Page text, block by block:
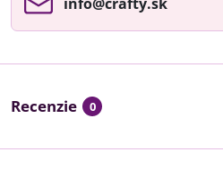
Recenzie 0